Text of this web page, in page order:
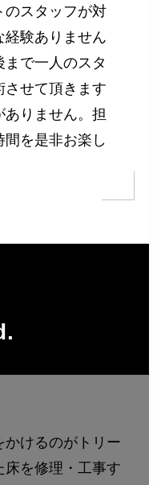
のスタッフが対
経験ありません
で一人のスタ
させて頂きます
りません。担
を是非お楽し
けるのがトリー
床を修理・工事す